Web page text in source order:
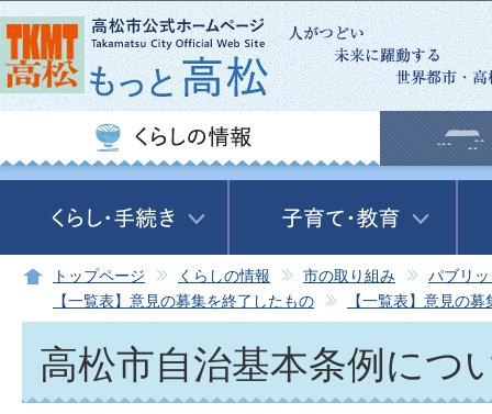
この
トップページ くらしの情報 市の取り組み
パブリ
【一覧表】意見の募集を終了したもの
【一覧表】意見の
高松市自治基本条例につ